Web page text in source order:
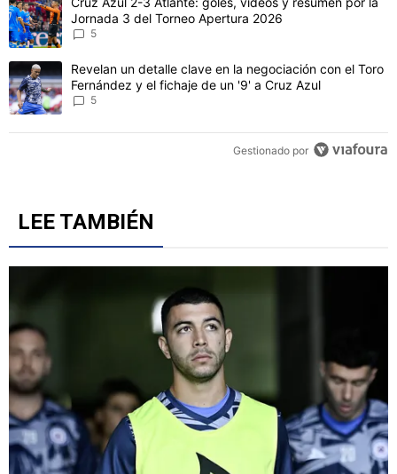
Jornada 3 del Torneo Apertura 2026
5
Un artículo de tendencia con el título "Revelan un detalle clave
Revelan un detalle clave en la negociación con el Toro
Fernández y el fichaje de un '9' a Cruz Azul
5
Gestionado por
LEE TAMBIÉN